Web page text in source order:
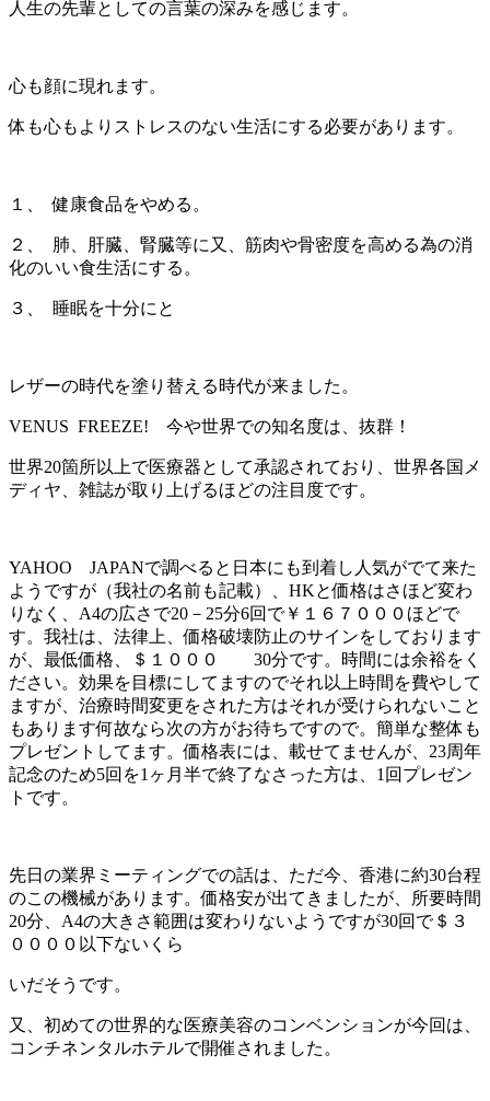
人生の先輩としての言葉の深みを感じます。
心も顔に現れます。
体も心もよりストレスのない生活にする必要があります。
１、 健康食品をやめる。
２、 肺、肝臓、腎臓等に又、筋肉や骨密度を高める為の消
化のいい食生活にする。
３、 睡眠を十分にと
レザーの時代を塗り替える時代が来ました。
VENUS FREEZE! 今や世界での知名度は、抜群！
世界20箇所以上で医療器として承認されており、世界各国メ
ディヤ、雑誌が取り上げるほどの注目度です。
YAHOO JAPANで調べると日本にも到着し人気がでて来た
ようですが（我社の名前も記載）、HKと価格はさほど変わ
りなく、A4の広さで20－25分6回で￥１６７０００ほどで
す。我社は、法律上、価格破壊防止のサインをしております
が、最低価格、＄１０００ 30分です。時間には余裕をく
ださい。効果を目標にしてますのでそれ以上時間を費やして
ますが、治療時間変更をされた方はそれが受けられないこと
もあります何故なら次の方がお待ちですので。簡単な整体も
プレゼントしてます。価格表には、載せてませんが、23周年
記念のため5回を1ヶ月半で終了なさった方は、1回プレゼン
トです。
先日の業界ミーティングでの話は、ただ今、香港に約30台程
のこの機械があります。価格安が出てきましたが、所要時間
20分、A4の大きさ範囲は変わりないようですが30回で＄３
００００以下ないくら
いだそうです。
又、初めての世界的な医療美容のコンベンションが今回は、
コンチネンタルホテルで開催されました。